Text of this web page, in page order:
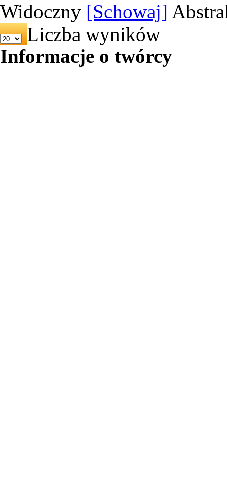
Widoczny [Schowaj]
Liczba wyników
Informacje o twórcy